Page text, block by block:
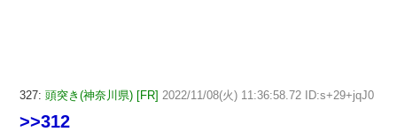
327: 頭突き(神奈川県) [FR] 2022/11/08(火) 11:36:58.72 ID:s+29+jqJ0
>>312